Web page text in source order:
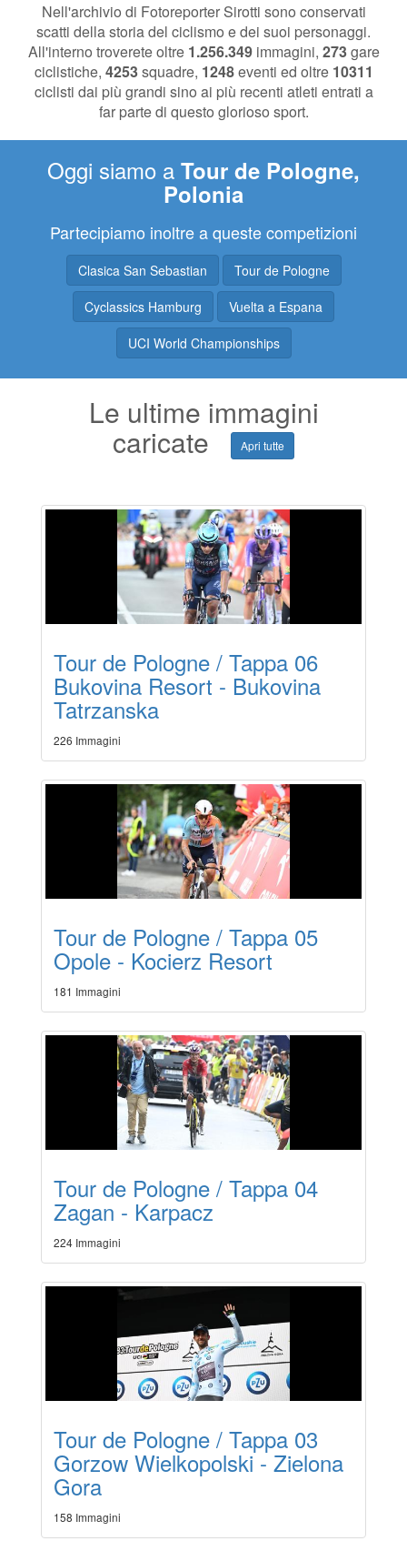
Nell'archivio di Fotoreporter Sirotti sono conservati
scatti della storia del ciclismo e dei suoi personaggi.
All'interno troverete oltre 1.256.349immagini, 273gare
ciclistiche, 4253squadre, 1248eventi ed oltre 10311
ciclisti dai più grandi sino ai più recenti atleti entrati a
far parte di questo glorioso sport.
Oggi siamo a Tour de Pologne,
Polonia
Partecipiamo inoltre a queste competizioni
Clasica San Sebastian
Tour de Pologne
Cyclassics Hamburg
Vuelta a Espana
UCI World Championships
Le ultime immagini
caricate Apri tutte
Tour de Pologne / Tappa 06
Bukovina Resort - Bukovina
Tatrzanska
226 Immagini
Tour de Pologne / Tappa 05
Opole - Kocierz Resort
181 Immagini
Tour de Pologne / Tappa 04
Zagan - Karpacz
224 Immagini
Tour de Pologne / Tappa 03
Gorzow Wielkopolski - Zielona
Gora
158 Immagini